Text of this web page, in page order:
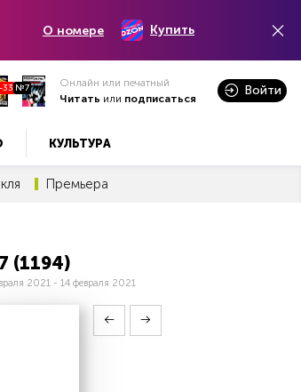
О номере Купить
№7
Онлайн или печатный
Читать или подписаться
Войти
КУЛЬТУРА
Премьера
(1194)
2021 - 14 февраля 2021